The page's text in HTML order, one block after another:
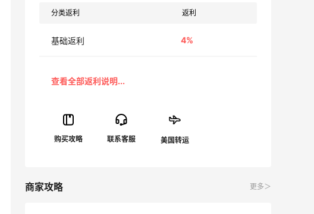
分类返利 返利
基础返利 4%
美国转运
商家攻略 更多＞